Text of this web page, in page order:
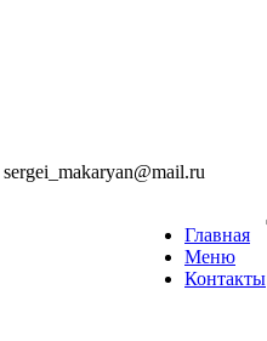
sergei_makaryan@mail.ru
Главная
Меню
Контакты